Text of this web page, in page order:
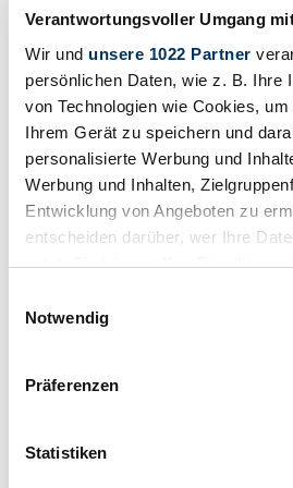
Verantwortungsvoller Umgang
Wir und unsere 1022 Partner
persönlichen Daten, wie z. B. Ihre
von Technologien wie Cookies,
Ihrem Gerät zu speichern und
personalisierte Werbung und
Werbung und Inhalten,
Entwicklung von Angeboten zu
entscheiden darüber, wer Ihre
nutzt. Sie können Ihre Einwilligung
Trigger Symbol ändern oder
Informationen über Ihre
können
Notwendig
Präferenzen
Statistiken